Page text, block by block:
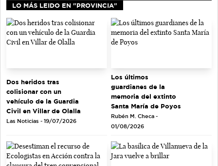
LO MÁS LEIDO EN "PROVINCIA"
Dos heridos tras
colisionar con un
vehículo de la Guardia
Civil en Villar de Olalla
Las Noticias - 19/07/2026
Los últimos
guardianes de la
memoria del extinto
Santa María de Poyos
Rubén M. Checa -
01/08/2026